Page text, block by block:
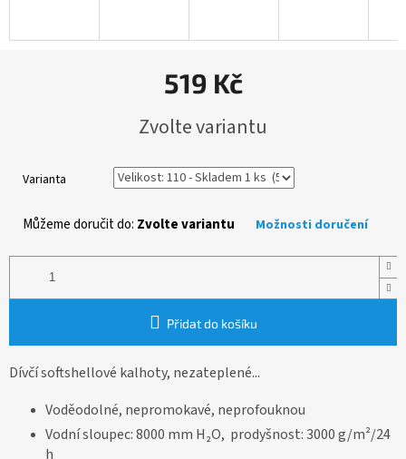
519 Kč
cena:
Zvolte variantu
Varianta
Můžeme doručit do: Zvolte variantu Možnosti doručení
Přidat do košíku
Dívčí softshellové kalhoty, nezateplené...
Voděodolné, nepromokavé, neprofouknou
Vodní sloupec: 8000 mm H₂O, prodyšnost: 3000 g/m²/24
h